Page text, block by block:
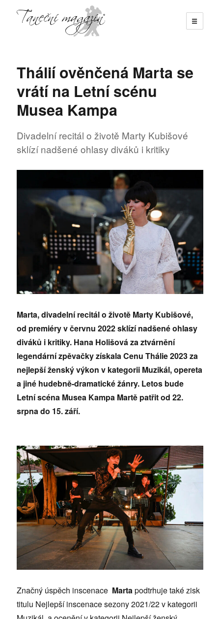
☰
Thálií ověnčená Marta se
vrátí na Letní scénu
Musea Kampa
Divadelní recitál o životě Marty Kubišové
sklízí nadšené ohlasy diváků i kritiky
Marta, divadelní recitál o životě Marty Kubišové,
od premiéry v červnu 2022 sklízí nadšené ohlasy
diváků i kritiky. Hana Holišová za ztvárnění
legendární zpěvačky získala Cenu Thálie 2023 za
nejlepší ženský výkon v kategorii Muzikál, opereta
a jiné hudebně-dramatické žánry. Letos bude
Letní scéna Musea Kampa Martě patřit od 22.
srpna do 15. září.
Značný úspěch inscenace Martapodtrhuje také zisk
titulu Nejlepší inscenace sezony 2021/22 v kategorii